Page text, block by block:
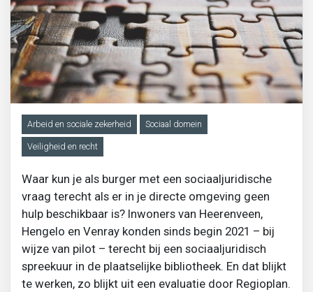
Jeugd
Leefstijl en duurzaamheid
Migratie, integratie en diversiteit
Onderwijs
Sociaal domein
Veiligheid en recht
Beleid ontwikkelen
Dataoplossingen
Medewerkers
Werken bij
Arbeid en sociale zekerheid Sociaal domein
Veiligheid en recht
Waar kun je als burger met een sociaaljuridische
vraag terecht als er in je directe omgeving geen
hulp beschikbaar is? Inwoners van Heerenveen,
Hengelo en Venray konden sinds begin 2021 – bij
wijze van pilot – terecht bij een sociaaljuridisch
spreekuur in de plaatselijke bibliotheek. En dat blijkt
te werken, zo blijkt uit een evaluatie door Regioplan.